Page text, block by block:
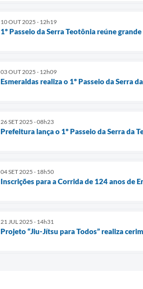
10 OUT 2025 - 12h19
1º Passeio da Serra Teotônia reúne
03 OUT 2025 - 12h09
Esmeraldas realiza o 1º Passeio da Serra
26 SET 2025 - 08h23
Prefeitura lança o 1º Passeio da Serra da
04 SET 2025 - 18h50
Inscrições para a Corrida de 124 anos de
21 JUL 2025 - 14h31
Projeto “Jiu-Jítsu para Todos” realiza